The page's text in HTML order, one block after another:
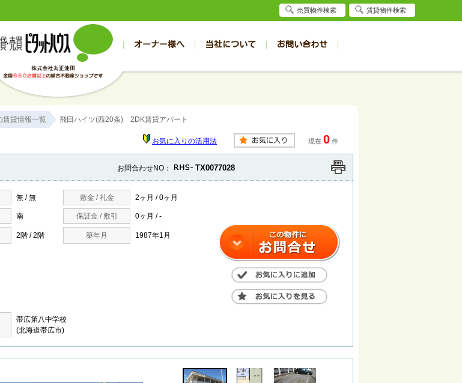
帯広の1000万円以下
帯広の1000万～2000万円
帯広の賃貸物件一覧
帯広の賃貸アパート
帯広の賃貸マンション
帯広の賃貸事務所
帯広の1R～1K
帯広の2K～2LDK
旭川の1000万円以下
旭川の1000万～2000万円
旭川の賃貸物件一覧
旭川の賃貸アパート
旭川の賃貸マンション
旭川の賃貸事務所
旭川の1R～1K
旭川の2K～2LDK
オーナー様へ 当社について
ブログ お客様の声
お問い合わせ
問合せ 入居者様専用（帯広店）
賃貸情報一覧 飛田ハイツ(西20条) 2DK賃貸アパート
お気に入りの活用法 現在 0 件
お問合わせNO： TX0077028
無 / 無 敷金 / 礼金 2ヶ月 / 0ヶ月
南 保証金 / 敷引 0ヶ月 / -
2階 / 2階 築年月 1987年1月
帯広第八中学校
(北海道帯広市)
売買物件検索 賃貸物件検索